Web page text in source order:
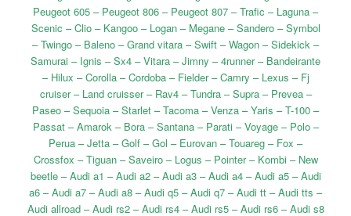
Peugeot 605 – Peugeot 806 – Peugeot 807 – Trafic – Laguna –
Scenic – Clio – Kangoo – Logan – Megane – Sandero – Symbol
– Twingo – Baleno – Grand vitara – Swift – Wagon – Sidekick –
Samurai – Ignis – Sx4 – Vitara – Jimny – 4runner – Bandeirante
– Hilux – Corolla – Cordoba – Fielder – Camry – Lexus – Fj
cruiser – Land cruisser – Rav4 – Tundra – Supra – Prevea –
Paseo – Sequoia – Starlet – Tacoma – Venza – Yaris – T-100 –
Passat – Amarok – Bora – Santana – Parati – Voyage – Polo –
Perua – Jetta – Golf – Gol – Eurovan – Touareg – Fox –
Crossfox – Tiguan – Saveiro – Logus – Pointer – Kombi – New
beetle – Audi a1 – Audi a2 – Audi a3 – Audi a4 – Audi a5 – Audi
a6 – Audi a7 – Audi a8 – Audi q5 – Audi q7 – Audi tt – Audi tts –
Audi allroad – Audi rs2 – Audi rs4 – Audi rs5 – Audi rs6 – Audi s8